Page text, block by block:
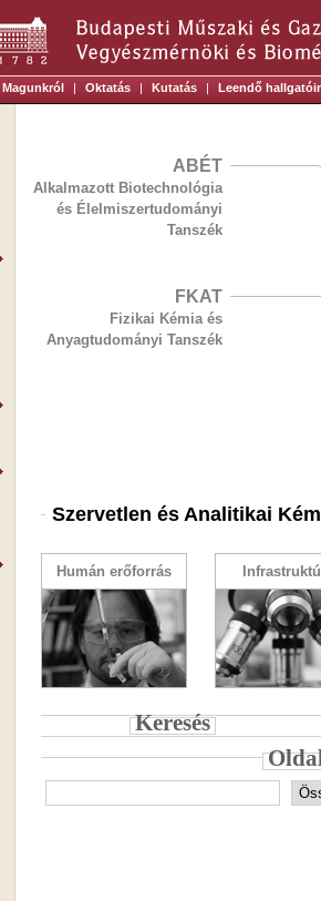
Magunkról | Oktatás | Kutatás | Leendő
ABÉT
Alkalmazott Biotechnológia
és Élelmiszertudományi
Tanszék
FKAT
Fizikai Kémia és
Anyagtudományi Tanszék
Szervetlen és Analitikai
Humán erőforrás
Keresés